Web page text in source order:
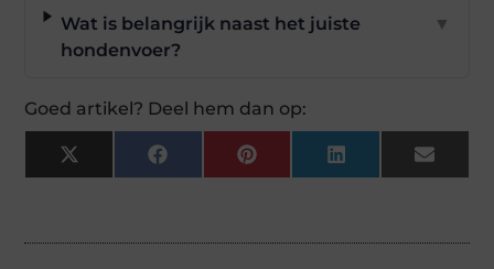
Wat is belangrijk naast het juiste
hondenvoer?
▼
Goed artikel? Deel hem dan op:
X
(Twitter)
FacebookPinterestLinkedIn Email